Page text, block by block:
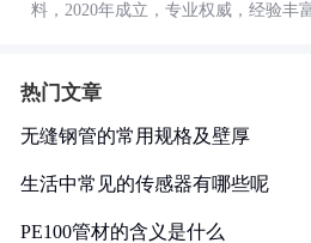
料，2020年成立，专业权威，经验丰
热门文章
无缝钢管的常用规格及壁厚
生活中常见的传感器有哪些呢
PE100管材的含义是什么